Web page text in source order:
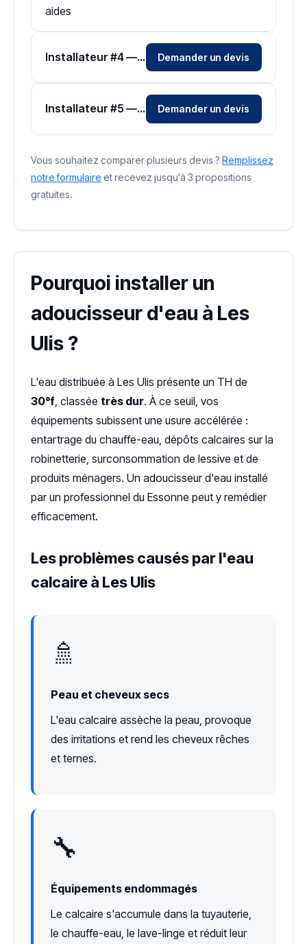
aides
Installateur #4 — Zone Essonne Demander un devis
Installateur #5 — Zone Essonne Demander un devis
Vous souhaitez comparer plusieurs devis ? Remplissez
notre formulaire et recevez jusqu'à 3 propositions
gratuites.
Pourquoi installer un
adoucisseur d'eau à Les
Ulis ?
L'eau distribuée à Les Ulis présente un TH de
30°f , classée très dur. À ce seuil, vos
équipements subissent une usure accélérée :
entartrage du chauffe-eau, dépôts calcaires sur la
robinetterie, surconsommation de lessive et de
produits ménagers. Un adoucisseur d'eau installé
par un professionnel du Essonne peut y remédier
efficacement.
Les problèmes causés par l'eau
calcaire à Les Ulis
🚿
Peau et cheveux secs
L'eau calcaire assèche la peau, provoque
des irritations et rend les cheveux rêches
et ternes.
🔧
Équipements endommagés
Le calcaire s'accumule dans la tuyauterie,
le chauffe-eau, le lave-linge et réduit leur